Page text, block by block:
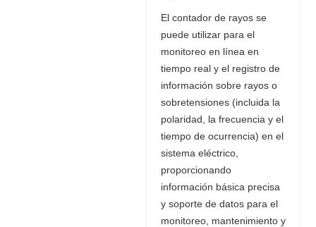
El contador de rayos se
puede utilizar para el
monitoreo en línea en
tiempo real y el registro de
información sobre rayos o
sobretensiones (incluida la
polaridad, la frecuencia y el
tiempo de ocurrencia) en el
sistema eléctrico,
proporcionando
información básica precisa
y soporte de datos para el
monitoreo, mantenimiento y